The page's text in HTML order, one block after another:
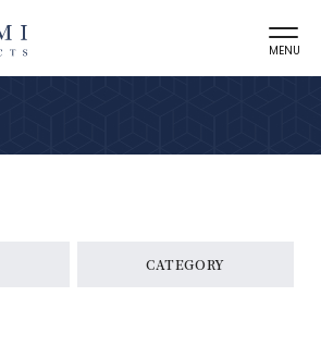
MENU
CATEGORY